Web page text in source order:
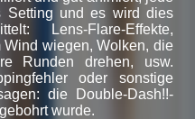
Setting und es wird dies
Lens-Flare-Effekte,
wiegen, Wolken, die
Runden drehen, usw.
oder sonstige
die Double-Dash!!-
wurde.